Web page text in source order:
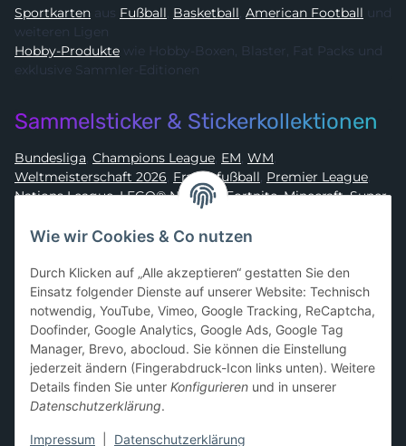
Sportkarten aus Fußball, Basketball, American Football und
weiteren Ligen
Hobby-Produkte
exklusive Sammler-Editionen
Sammelsticker & Stickerkollektionen
Bundesliga, Champions League, EM, WM,
Weltmeisterschaft 2026, Frauenfußball, Premier League,
Nations League, LEGO® Ninjago Fortnite,Minecraft,Super
Asterix
Sammelkarten-Zubehör &
Schutzprodukte
Card Sleeves, Penny Sleeves, Premium Sleeves,Toploader
Magnetic Holder, Sammelalben / Binder / Pocket Pages
Deckboxen ,Playmats undAufbewahrungslösungen
Wie wir Cookies & Co nutzen
Durch Klicken auf „Alle akzeptieren“ gestatten Sie den
Einsatz folgender Dienste auf unserer Website: Technisch
notwendig, YouTube, Vimeo, Google Tracking, ReCaptcha,
Doofinder, Google Analytics, Google Ads, Google Tag
Manager, Brevo, abocloud. Sie können die Einstellung
jederzeit ändern (Fingerabdruck-Icon links unten). Weitere
Details finden Sie unter Konfigurieren und in unserer
Datenschutzerklärung.
Impressum Datenschutzerklärung